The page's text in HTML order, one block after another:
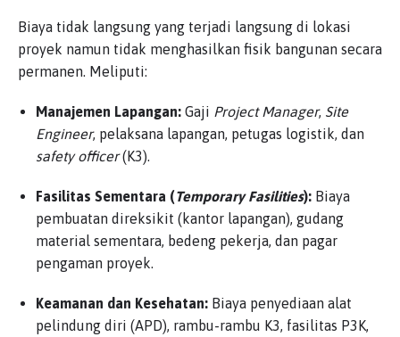
Biaya tidak langsung yang terjadi langsung di lokasi
proyek namun tidak menghasilkan fisik bangunan secara
permanen. Meliputi:
Manajemen Lapangan: Gaji Project Manager, Site
Engineer, pelaksana lapangan, petugas logistik, dan
safety officer(K3).
Fasilitas Sementara (Temporary Fasilities): Biaya
pembuatan direksikit (kantor lapangan), gudang
material sementara, bedeng pekerja, dan pagar
pengaman proyek.
Keamanan dan Kesehatan: Biaya penyediaan alat
pelindung diri (APD), rambu-rambu K3, fasilitas P3K,